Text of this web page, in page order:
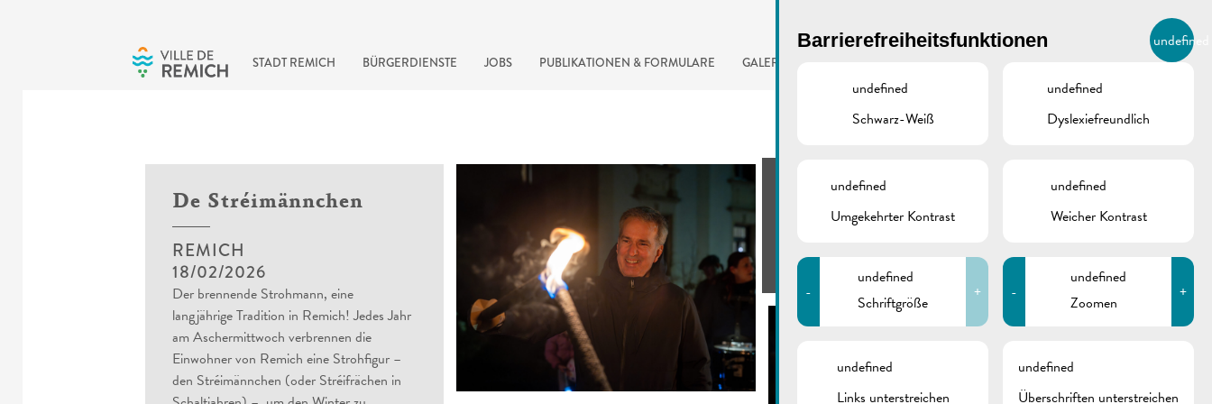
STADT REMICH BÜRGERDIENSTE JOBS PUBLIKATIONEN & FORMULARE GALERIE DE
BIERGER.REMICH.LU
De Stréimännchen
REMICH
18/02/2026
Der brennende Strohmann, eine
langjährige Tradition in Remich! Jedes Jahr
am Aschermittwoch verbrennen die
Einwohner von Remich eine Strohfigur –
den Stréimännchen (oder Stréifrächen in
automatisierte Suchmaschine
Barrierefreiheitsfunktionen undefined
undefined
Schwarz-Weiß
undefined
Dyslexiefreundlich
undefined
Umgekehrter Kontrast
undefined
Weicher Kontrast
-
undefined
Schriftgröße
+ -
undefined
Zoomen
+
undefined
Links unterstreichen
undefined
Überschriften unterstreichen